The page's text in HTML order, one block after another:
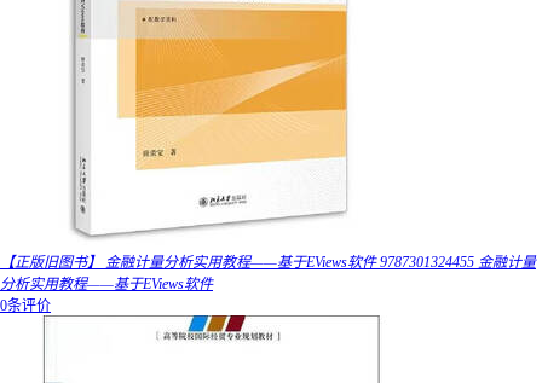
【正版旧图书】 金融计量分析实用教程——基于EViews软件 9787301324455 金融计量
分析实用教程——基于EViews软件
0条评价